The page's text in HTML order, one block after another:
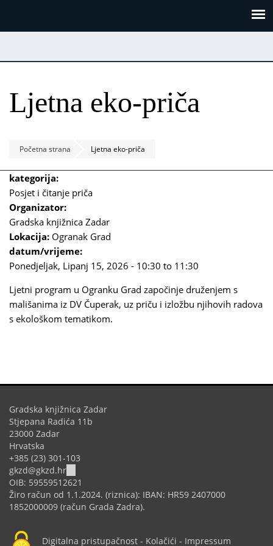
Ljetna eko-priča
Početna strana Ljetna eko-priča
kategorija:
Posjet i čitanje priča
Organizator:
Gradska knjižnica Zadar
Lokacija: Ogranak Grad
datum/vrijeme:
Ponedjeljak, Lipanj 15, 2026 - 10:30 to 11:30
Ljetni program u Ogranku Grad započinje druženjem s
mališanima iz DV Čuperak, uz priču i izložbu njihovih radova
s ekološkom tematikom.
Gradska knjižnica Zadar
Stjepana Radića 11b
23000 Zadar
Hrvatska
+385 (23) 301-103
gkzd@gkzd.hr
sends
e-
mail)
OIB: 59559512621
Žiro račun od 1.1.2024. (riznica): IBAN: HR59 2407000
1852000009 (račun Grada Zadra).
Digitalna pristupačnost - Kolačići - Impressum